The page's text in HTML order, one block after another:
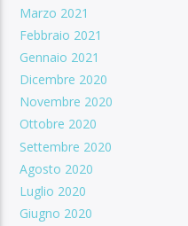
Marzo 2021
Febbraio 2021
Gennaio 2021
Dicembre 2020
Novembre 2020
Ottobre 2020
Settembre 2020
Agosto 2020
Luglio 2020
Giugno 2020